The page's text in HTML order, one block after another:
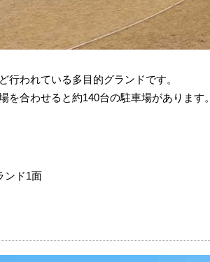
行われている多目的グランドです。
合わせると約140台の駐車場があります。
ンド1面